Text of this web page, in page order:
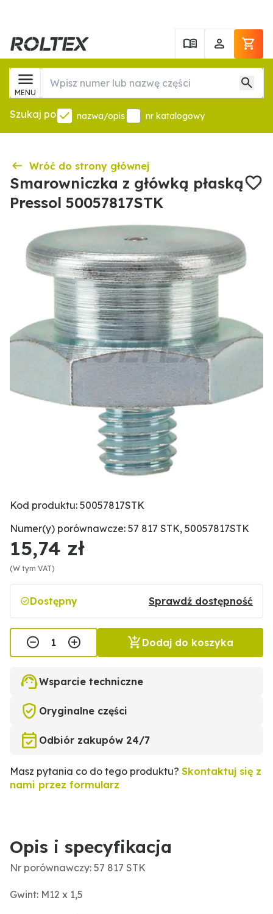
MENU
Szukaj po nazwa/opis nr katalogowy
Wróć do strony głównej
Smarowniczka z główką płaską
Pressol 50057817STK
Kod produktu: 50057817STK
Numer(y) porównawcze: 57 817 STK, 50057817STK
15,74 zł
(W tym VAT)
Dostępny Sprawdź dostępność
Dodaj do koszyka
Wsparcie techniczne
Oryginalne części
Odbiór zakupów 24/7
Masz pytania co do tego produktu? Skontaktuj się z
nami przez formularz
Opis i specyfikacja
Nr porównawczy: 57 817 STK
Gwint: M12 x 1,5